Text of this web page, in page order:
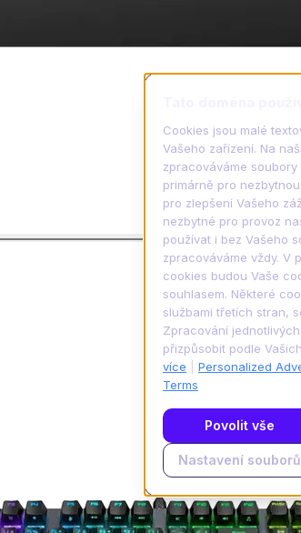
Cookies jsou malé
Vašeho zařízení. Na
zpracováváme
primárně pro
pro zlepšení Vašeho
nezbytné pro provoz
používat i bez Vašeho
zpracováváme vždy. V
cookies budou Vaše
souhlasem. Některé
službami třetích stran,
Zpracování
přizpůsobit podle
více
Personalized
Terms
Povolit vše
Nastavení